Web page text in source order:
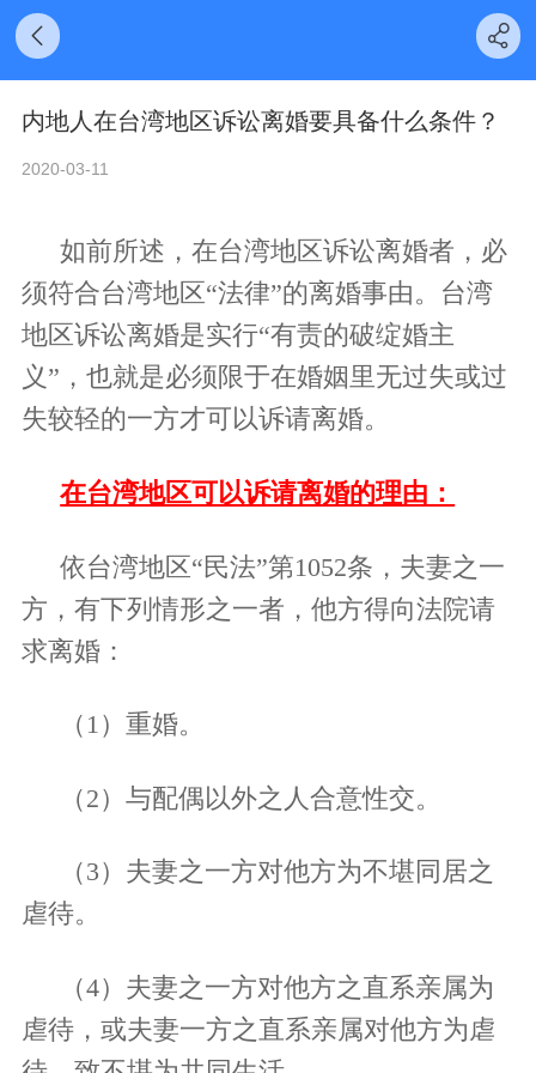
内地人在台湾地区诉讼离婚要具备什么条件？
2020-03-11
如前所述，在台湾地区诉讼离婚者，必
须符合台湾地区“法律”的离婚事由。台湾
地区诉讼离婚是实行“有责的破绽婚主
义”，也就是必须限于在婚姻里无过失或过
失较轻的一方才可以诉请离婚。
在台湾地区可以诉请离婚的理由：
依台湾地区“民法”第1052条，夫妻之一
方，有下列情形之一者，他方得向法院请
求离婚：
（ 1）重婚。
（2）与配偶以外之人合意性交。
（3）夫妻之一方对他方为不堪同居之
虐待。
（4）夫妻之一方对他方之直系亲属为
虐待，或夫妻一方之直系亲属对他方为虐